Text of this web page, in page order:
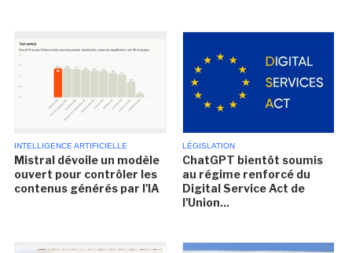
INTELLIGENCE ARTIFICIELLE
Mistral dévoile un modèle
ouvert pour contrôler les
contenus générés par l'IA
LÉGISLATION
ChatGPT bientôt soumis
au régime renforcé du
Digital Service Act de
l'Union...